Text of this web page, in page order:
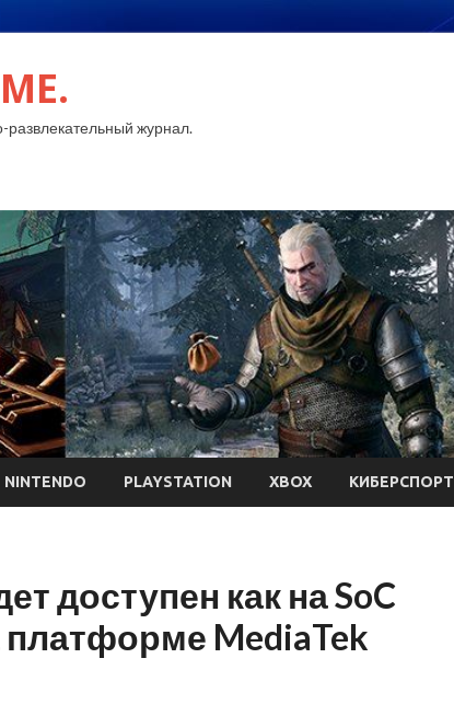
журнал.
NINTENDO PLAYSTATION XBOX КИБЕРСПОРТ
доступен как на SoC
платформе MediaTek